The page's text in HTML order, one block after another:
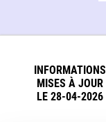
INFORMATIONS
MISES À JOUR
LE 28-04-2026